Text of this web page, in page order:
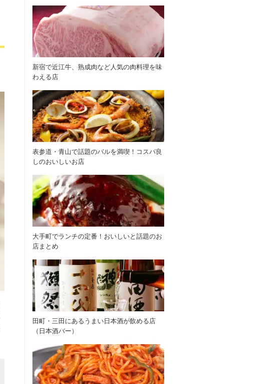
新宿で近江牛、熟成肉など人気の肉料理を味
わえる店
表参道・青山で話題のバルを満喫！コスパ良
しのおいしいお店
大手町でランチの定番！おいしいと話題のお
店まとめ
田町・三田にあるうまい日本酒が飲める店
（日本酒バー）